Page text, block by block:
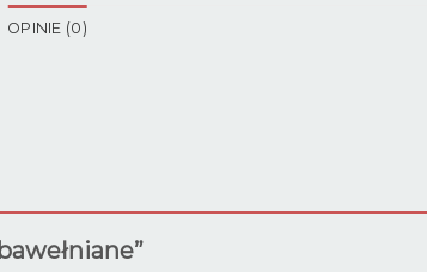
OPINIE (0)